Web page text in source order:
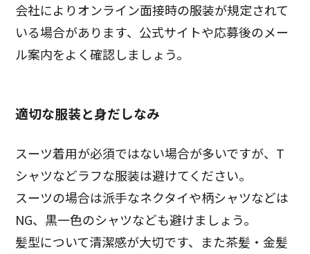
会社によりオンライン面接時の服装が規定されて
いる場合があります、公式サイトや応募後のメー
ル案内をよく確認しましょう。
適切な服装と身だしなみ
スーツ着用が必須ではない場合が多いですが、T
シャツなどラフな服装は避けてください。
スーツの場合は派手なネクタイや柄シャツなどは
NG、黒一色のシャツなども避けましょう。
髪型について清潔感が大切です、また茶髪・金髪